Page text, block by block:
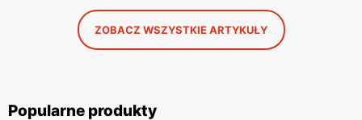
ZOBACZ WSZYSTKIE ARTYKUŁY
Popularne produkty